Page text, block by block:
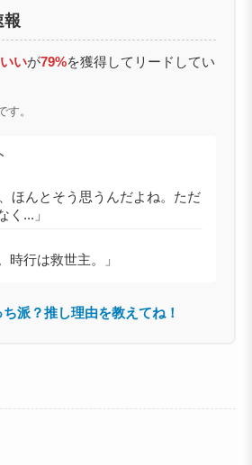
報
いが79%を獲得してリードしてい
す。
ほんとそう思うんだよね。ただ
く...」
時行は救世主。」
ち派？推し理由を教えてね！